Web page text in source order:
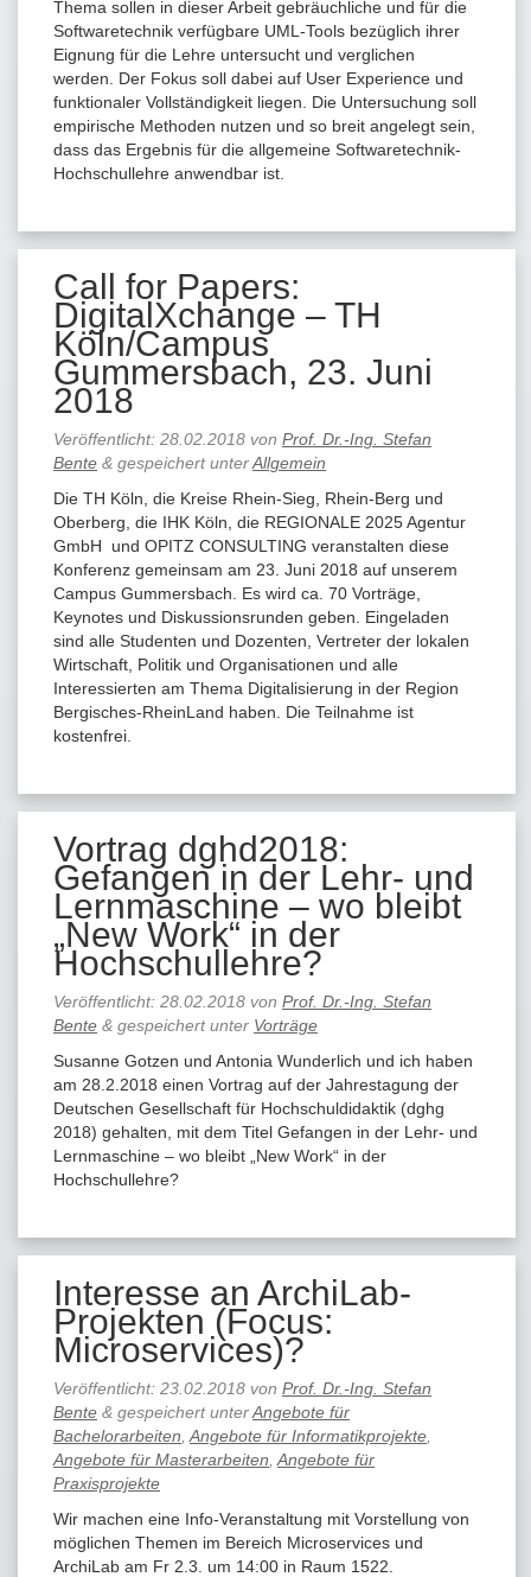
Thema sollen in dieser Arbeit gebräuchliche und für die
Softwaretechnik verfügbare UML-Tools bezüglich ihrer
Eignung für die Lehre untersucht und verglichen
werden. Der Fokus soll dabei auf User Experience und
funktionaler Vollständigkeit liegen. Die Untersuchung soll
empirische Methoden nutzen und so breit angelegt sein,
dass das Ergebnis für die allgemeine Softwaretechnik-
Hochschullehre anwendbar ist.
Call for Papers:
DigitalXchange – TH
Köln/Campus
Gummersbach, 23. Juni
2018
Veröffentlicht: 28.02.2018 von Prof. Dr.-Ing. Stefan
Bente & gespeichert unterAllgemein
Die TH Köln, die Kreise Rhein-Sieg, Rhein-Berg und
Oberberg, die IHK Köln, die REGIONALE 2025 Agentur
GmbH und OPITZ CONSULTING veranstalten diese
Konferenz gemeinsam am 23. Juni 2018 auf unserem
Campus Gummersbach. Es wird ca. 70 Vorträge,
Keynotes und Diskussionsrunden geben. Eingeladen
sind alle Studenten und Dozenten, Vertreter der lokalen
Wirtschaft, Politik und Organisationen und alle
Interessierten am Thema Digitalisierung in der Region
Bergisches-RheinLand haben. Die Teilnahme ist
kostenfrei.
Vortrag dghd2018:
Gefangen in der Lehr- und
Lernmaschine – wo bleibt
„New Work“ in der
Hochschullehre?
Veröffentlicht: 28.02.2018 von Prof. Dr.-Ing. Stefan
Bente & gespeichert unter Vorträge
Susanne Gotzen und Antonia Wunderlich und ich haben
am 28.2.2018 einen Vortrag auf der Jahrestagung der
Deutschen Gesellschaft für Hochschuldidaktik (dghg
2018) gehalten, mit dem Titel Gefangen in der Lehr- und
Lernmaschine – wo bleibt „New Work“ in der
Hochschullehre?
Interesse an ArchiLab-
Projekten (Focus:
Microservices)?
Veröffentlicht: 23.02.2018 von Prof. Dr.-Ing. Stefan
Bente & gespeichert unterAngebote für
Bachelorarbeiten Angebote für Informatikprojekte
Angebote für Masterarbeiten Angebote für
Praxisprojekte
Wir machen eine Info-Veranstaltung mit Vorstellung von
möglichen Themen im Bereich Microservices und
ArchiLab am Fr 2.3. um 14:00 in Raum 1522.